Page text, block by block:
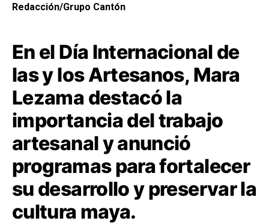
Redacción/Grupo Cantón
En el Día Internacional de
las y los Artesanos, Mara
Lezama destacó la
importancia del trabajo
artesanal y anunció
programas para fortalecer
su desarrollo y preservar la
cultura maya.